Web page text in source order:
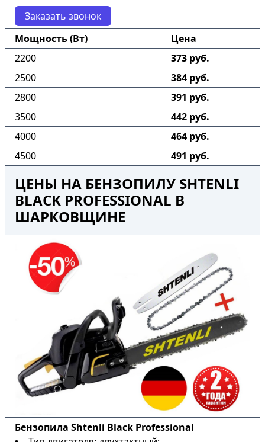
Заказать звонок
Мощность (Вт)
Цена
2200
373 руб.
2500
384 руб.
2800
391 руб.
3500
442 руб.
4000
464 руб.
4500
491 руб.
ЦЕНЫ НА БЕНЗОПИЛУ SHTENLI
BLACK PROFESSIONAL В
ШАРКОВЩИНЕ
Бензопила Shtenli Black Professional